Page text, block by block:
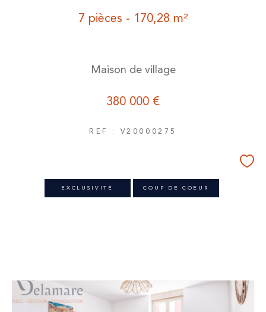
7 pièces - 170,28 m²
Maison de village
380 000 €
REF : V20000275
EXCLUSIVITÉ COUP DE COEUR